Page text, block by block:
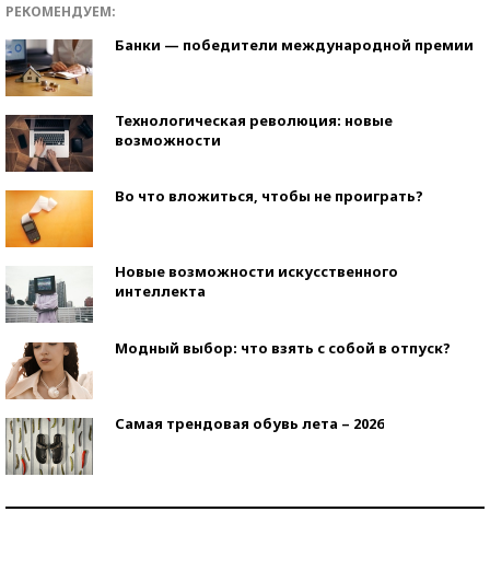
РЕКОМЕНДУЕМ:
Банки — победители международной премии
Технологическая революция: новые
возможности
Во что вложиться, чтобы не проиграть?
Новые возможности искусственного
интеллекта
Модный выбор: что взять с собой в отпуск?
Самая трендовая обувь лета – 2026